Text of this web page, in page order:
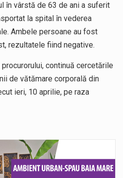
în vârstă de 63 de ani a suferit
la spital în vederea
Ambele persoane au fost
rezultatele fiind negative.
continuă cercetările
de vătămare corporală din
ieri, 10 aprilie, pe raza